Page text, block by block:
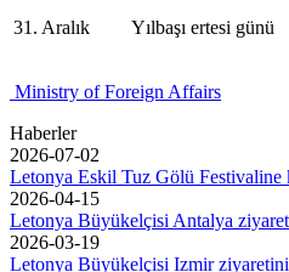
31. Aralık Yılbaşı ertesi günü
Ministry of Foreign Affairs
Haberler
2026-07-02
Letonya Eskil Tuz Gölü Festivaline
2026-04-15
Letonya Büyükelçisi Antalya
2026-03-19
Letonya Büyükelçisi Izmir